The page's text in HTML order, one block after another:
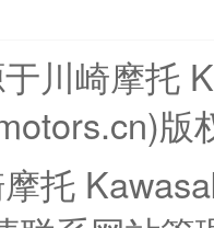
川崎摩托
版
托